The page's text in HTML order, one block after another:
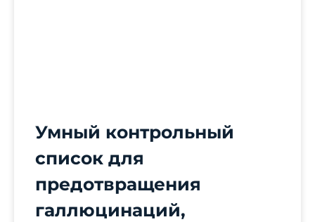
Умный контрольный
список для
предотвращения
галлюцинаций,